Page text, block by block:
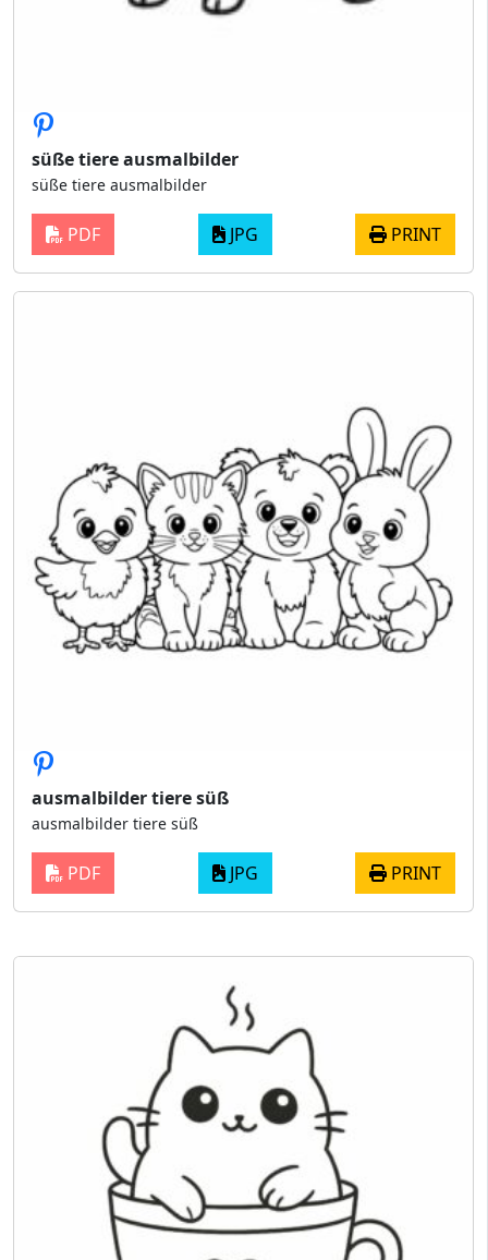
süße tiere ausmalbilder
süße tiere ausmalbilder
PDF JPG PRINT
ausmalbilder tiere süß
ausmalbilder tiere süß
PDF JPG PRINT